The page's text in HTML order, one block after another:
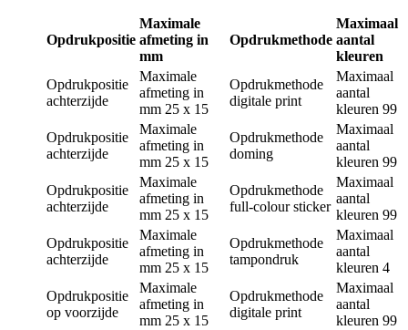
Opdrukpositie
Maximale
afmeting in
mm
Opdrukmethode
Maximaal
aantal
kleuren
Opdrukpositie
achterzijde
Maximale
afmeting in
mm 25 x 15
Opdrukmethode
digitale print
Maximaal
aantal
kleuren 99
Opdrukpositie
achterzijde
Maximale
afmeting in
mm 25 x 15
Opdrukmethode
doming
Maximaal
aantal
kleuren 99
Opdrukpositie
achterzijde
Maximale
afmeting in
mm 25 x 15
Opdrukmethode
full-colour sticker
Maximaal
aantal
kleuren 99
Opdrukpositie
achterzijde
Maximale
afmeting in
mm 25 x 15
Opdrukmethode
tampondruk
Maximaal
aantal
kleuren 4
Opdrukpositie
op voorzijde
Maximale
afmeting in
mm 25 x 15
Opdrukmethode
digitale print
Maximaal
aantal
kleuren 99